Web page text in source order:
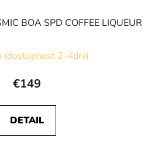
BOA SPD COFFEE LIQUEUR
(dostupnosť 2-4dni)
€149
DETAIL